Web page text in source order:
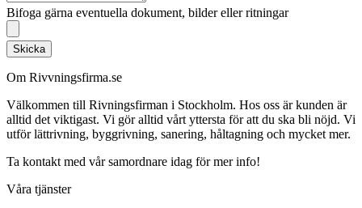
Bifoga gärna eventuella dokument, bilder eller ritningar
Skicka
Om Rivvningsfirma.se
Välkommen till Rivningsfirman i Stockholm. Hos oss är kunden är
alltid det viktigast. Vi gör alltid vårt yttersta för att du ska bli nöjd. Vi
utför lättrivning, byggrivning, sanering, håltagning och mycket mer.
Ta kontakt med vår samordnare idag för mer info!
Våra tjänster